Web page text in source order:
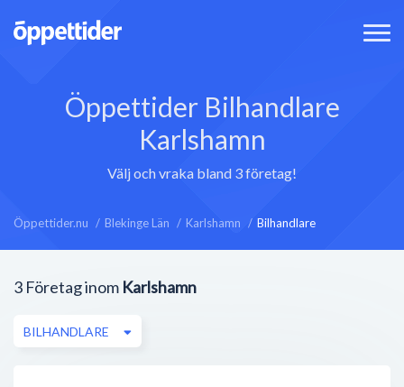
Öppettider Bilhandlare
Karlshamn
Välj och vraka bland 3 företag!
Öppettider.nu Blekinge Län Karlshamn Bilhandlare
3 Företag inom Karlshamn
BILHANDLARE